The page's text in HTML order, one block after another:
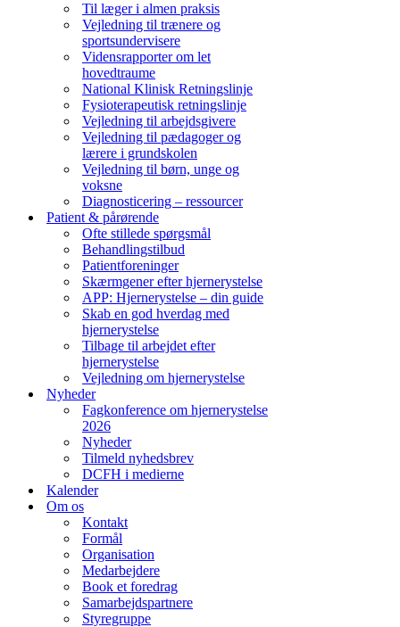
Til læger i almen praksis
Vejledning til trænere og
sportsundervisere
Vidensrapporter om let
hovedtraume
National Klinisk Retningslinje
Fysioterapeutisk retningslinje
Vejledning til arbejdsgivere
Vejledning til pædagoger og
lærere i grundskolen
Vejledning til børn, unge og
voksne
Diagnosticering – ressourcer
Patient & pårørende
Ofte stillede spørgsmål
Behandlingstilbud
Patientforeninger
Skærmgener efter hjernerystelse
APP: Hjernerystelse – din guide
Skab en god hverdag med
hjernerystelse
Tilbage til arbejdet efter
hjernerystelse
Vejledning om hjernerystelse
Nyheder
Fagkonference om hjernerystelse
2026
Nyheder
Tilmeld nyhedsbrev
DCFH i medierne
Kalender
Om os
Kontakt
Formål
Organisation
Medarbejdere
Book et foredrag
Samarbejdspartnere
Styregruppe